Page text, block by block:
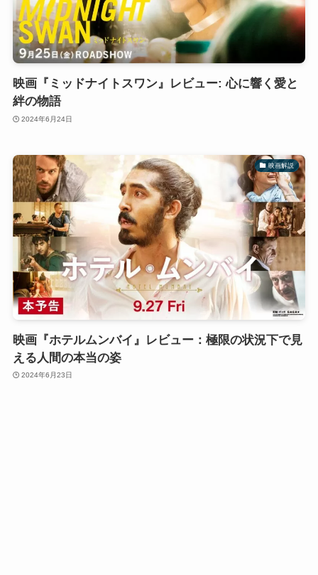
映画『ミッドナイトスワン』レビュー: 心に響く愛と
絆の物語
2024年6月24日
映画解説
映画『ホテルムンバイ』レビュー：極限の状況下で見
える人間の本当の姿
2024年6月23日